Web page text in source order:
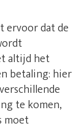
ervoor dat de
altijd het
betaling: hier
te komen,
moet